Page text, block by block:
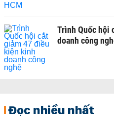
Trình Quốc hội
doanh công
Đọc nhiều nhất